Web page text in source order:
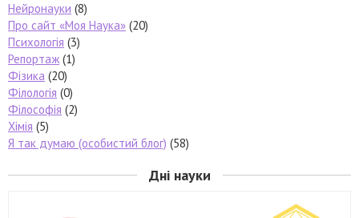
Нейронауки (8)
Про сайт «Моя Наука» (20)
Психологія (3)
Репортаж(1)
Фізика (20)
Філологія (0)
Філософія (2)
Хімія (5)
Я так думаю (особистий блог) (58)
Дні науки